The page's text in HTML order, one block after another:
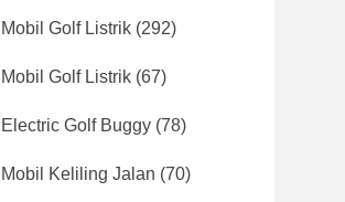
Mobil Golf Listrik (292)
Mobil Golf Listrik (67)
Electric Golf Buggy (78)
Mobil Keliling Jalan (70)